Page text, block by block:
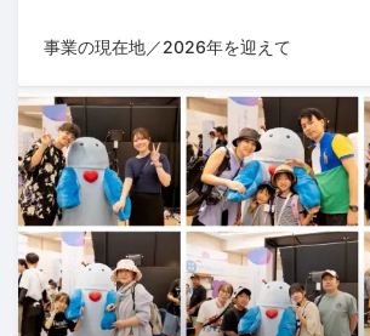
事業の現在地／2026年を迎えて